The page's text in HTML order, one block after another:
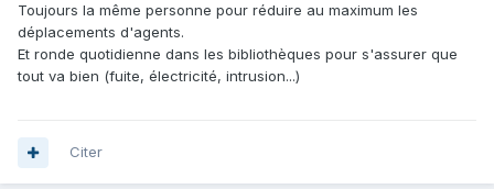
Toujours la même personne pour réduire au maximum les
déplacements d'agents.
Et ronde quotidienne dans les bibliothèques pour s'assurer que
tout va bien (fuite, électricité, intrusion...)
Citer